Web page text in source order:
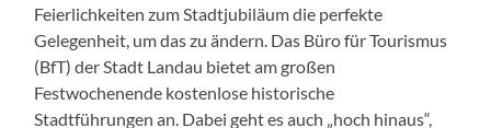
Feierlichkeiten zum Stadtjubiläum die perfekte
Gelegenheit, um das zu ändern. Das Büro für Tourismus
(BfT) der Stadt Landau bietet am großen
Festwochenende kostenlose historische
Stadtführungen an. Dabei geht es auch „hoch hinaus“,